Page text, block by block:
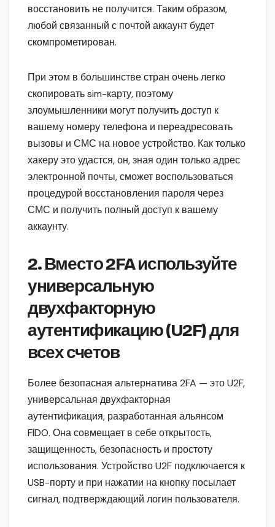
восстановить не получится. Таким образом,
любой связанный с почтой аккаунт будет
скомпрометирован.
При этом в большинстве стран очень легко
скопировать sim-карту, поэтому
злоумышленники могут получить доступ к
вашему номеру телефона и переадресовать
вызовы и СМС на новое устройство. Как только
хакеру это удастся, он, зная один только адрес
электронной почты, сможет воспользоваться
процедурой восстановления пароля через
СМС и получить полный доступ к вашему
аккаунту.
2. Вместо 2FA используйте
универсальную
двухфакторную
аутентификацию (U2F) для
всех счетов
Более безопасная альтернатива 2FA — это U2F,
универсальная двухфакторная
аутентификация, разработанная альянсом
FIDO. Она совмещает в себе открытость,
защищенность, безопасность и простоту
использования. Устройство U2F подключается к
USB-порту и при нажатии на кнопку посылает
сигнал, подтверждающий логин пользователя.